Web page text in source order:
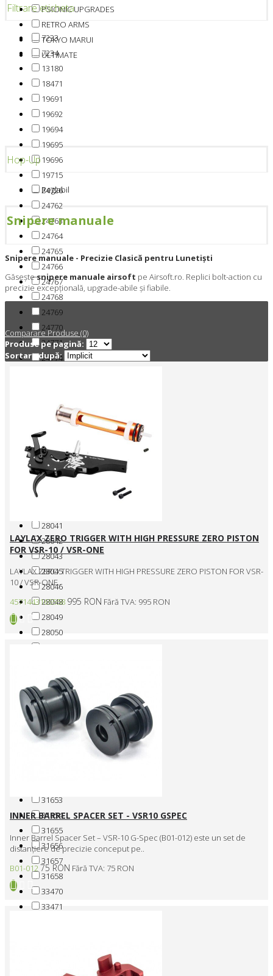
PSIONIC UPGRADES
RETRO ARMS
TOKYO MARUI
ULTIMATE
Filtrare eticheta
7233
7234
13180
18471
19691
19692
19694
19695
19696
19715
24726
24762
24763
24764
24765
24766
24767
24768
24769
24770
24771
24774
24786
24806
24807
28036
28037
28038
28041
28042
28043
28045
28046
28048
28049
28050
28053
28054
28055
29079
30104
31653
31654
31655
31656
31657
31658
33470
33471
Hop-Up
Reglabil
Snipere manuale
Snipere manuale - Precizie Clasică pentru Lunetiști
Găseștesnipere manuale airsoft pe Airsoft.ro. Replici bolt-action cu
precizie excepțională, upgrade-abile și fiabile.
Comparare Produse (0)
Produse pe pagină:
Sortare după:
LAYLAX ZERO TRIGGER WITH HIGH PRESSURE ZERO PISTON
FOR VSR-10 / VSR-ONE
LAYLAX ZERO TRIGGER WITH HIGH PRESSURE ZERO PISTON FOR VSR-
10 / VSR-ONE..
4571443165558 995 RON Fără TVA: 995 RON
INNER BARREL SPACER SET - VSR10 GSPEC
Inner Barrel Spacer Set – VSR-10 G-Spec (B01-012) este un set de
distanțiere de precizie conceput pe..
B01-012 75 RON Fără TVA: 75 RON